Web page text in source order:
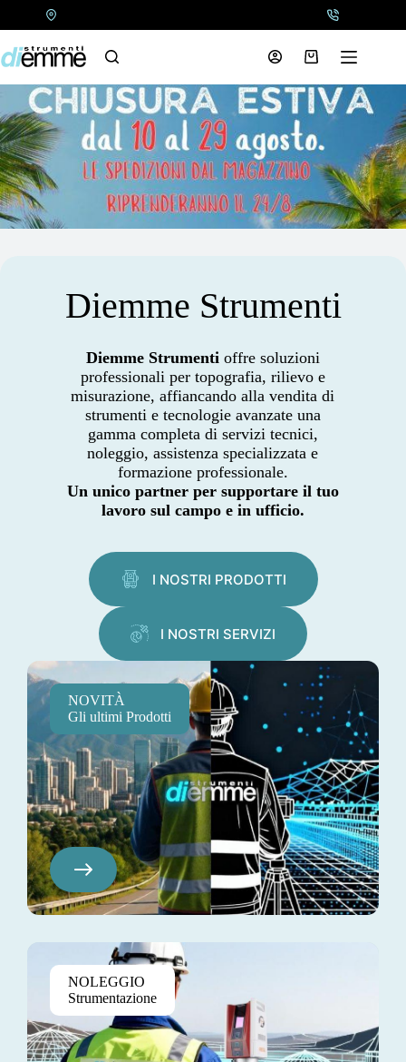
Carrello
Diemme Strumenti
Diemme Strumentioffre soluzioni
professionali per topografia, rilievo e
misurazione, affiancando alla vendita di
strumenti e tecnologie avanzate una
gamma completa di servizi tecnici,
noleggio, assistenza specializzata e
formazione professionale.
Un unico partner per supportare il tuo
lavoro sul campo e in ufficio.
I NOSTRI PRODOTTI
I NOSTRI SERVIZI
NOVITÀ
Gli ultimi Prodotti
Pretium Elite
$130
NOLEGGIO
Strumentazione